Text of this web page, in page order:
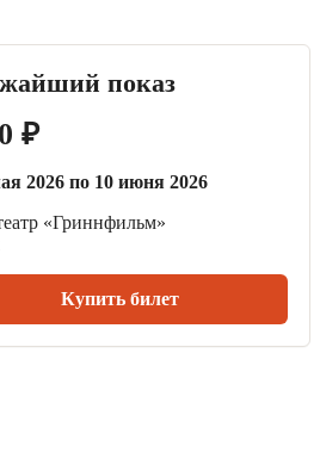
показ
₽
2026 по 10 июня 2026
«Гриннфильм»
Купить билет